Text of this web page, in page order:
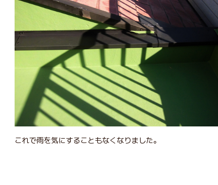
これで雨を気にすることもなくなりました。